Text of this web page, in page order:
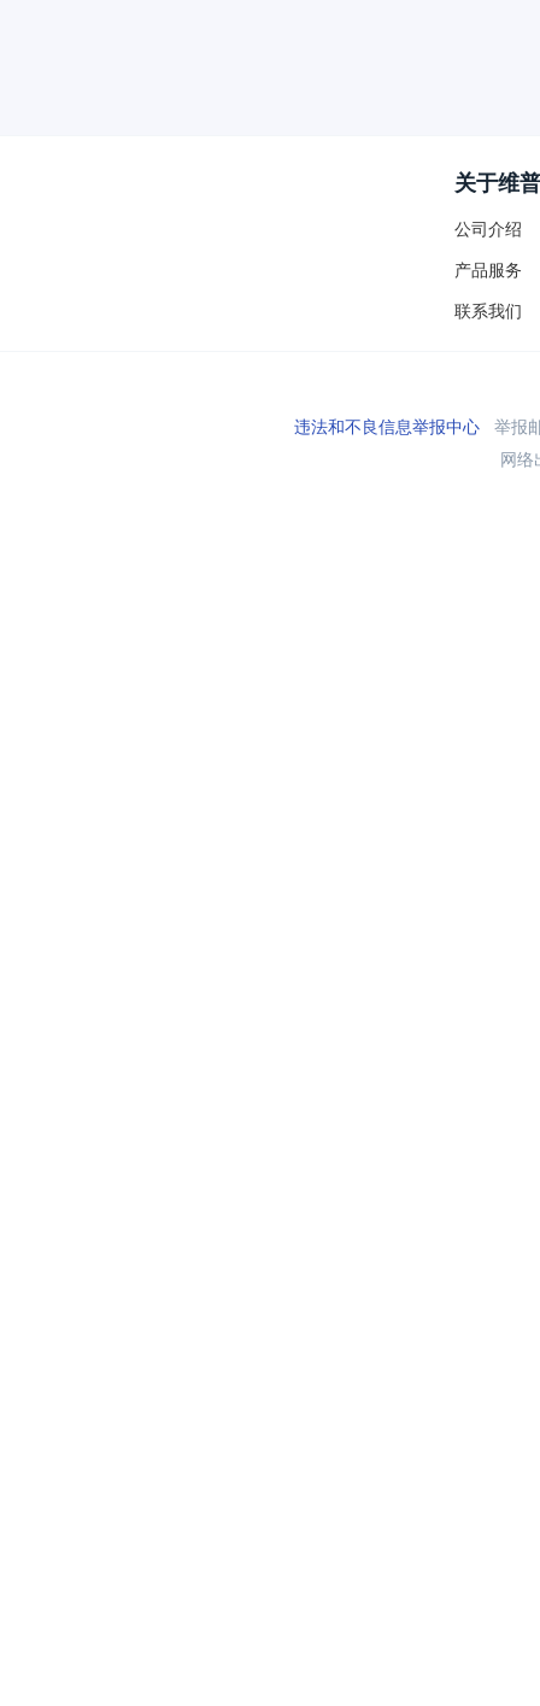
关于维普
公司介绍
产品服务
联系我们
违法和不良信息举报中心举报
网